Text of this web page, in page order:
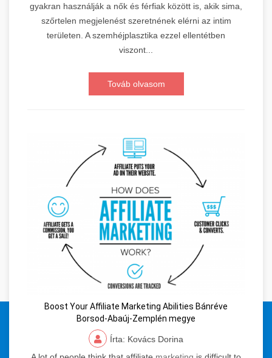
© 2024 Orvosi Keresőmarketing és Tartalomgyártás. Minden jog
gyakran használják a nők és férfiak között is, akik sima,
szőrtelen megjelenést szeretnének elérni az intim
területen. A szemhéjplasztika ezzel ellentétben
viszont...
Továb olvasom
Boost Your Affiliate Marketing Abilities Bánréve
Borsod-Abaúj-Zemplén megye
Írta: Kovács Dorina